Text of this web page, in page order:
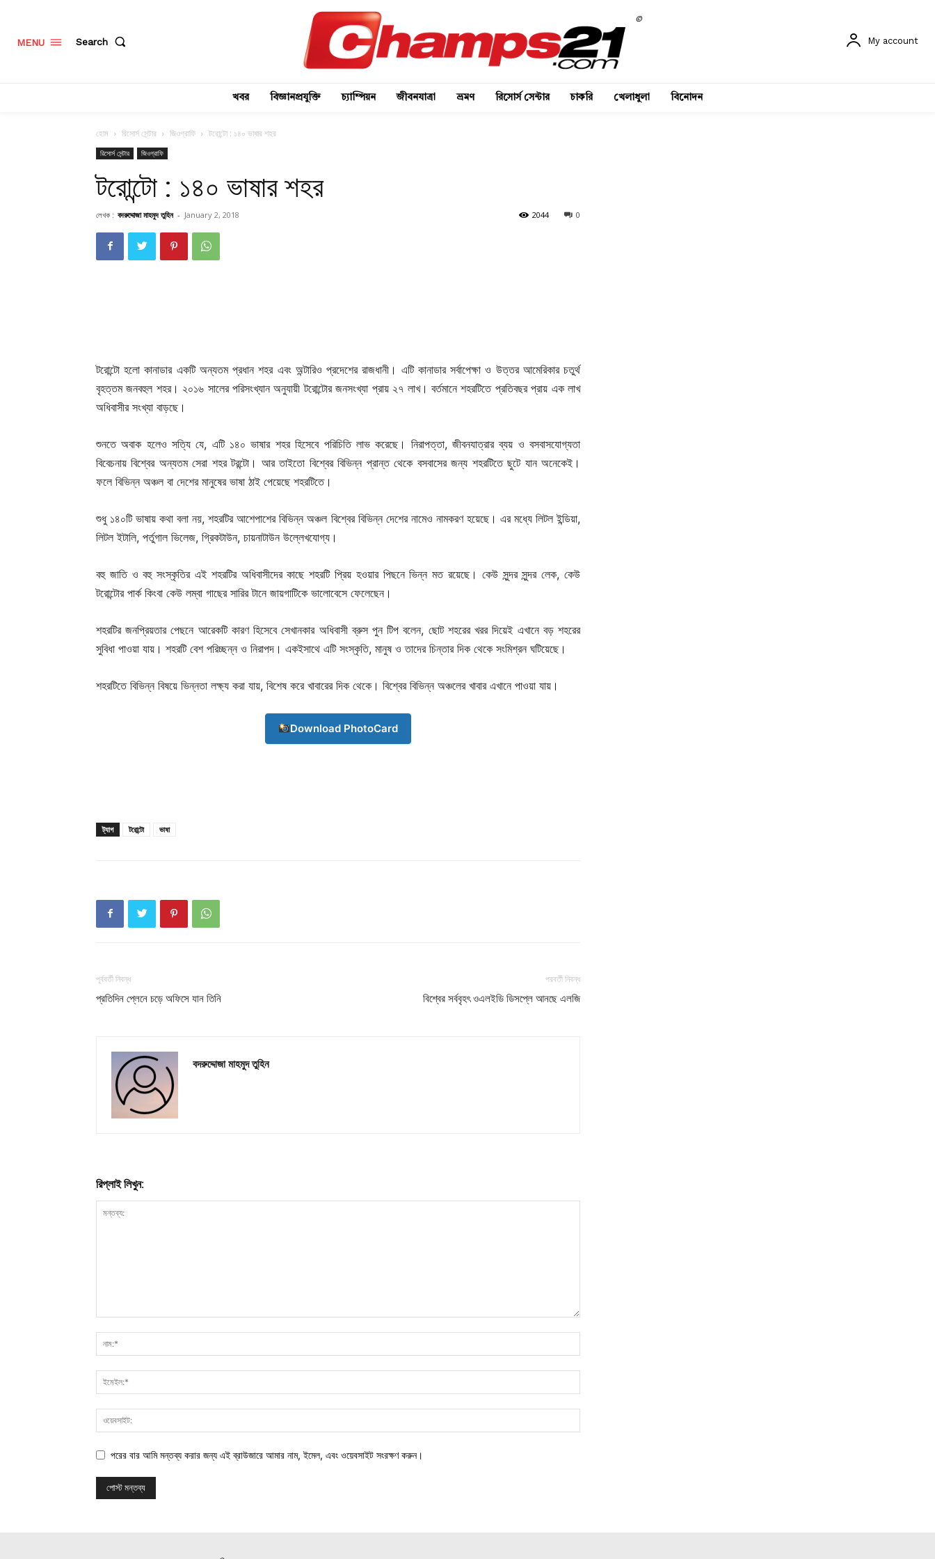
MENU Search
©
My account
খবর বিজ্ঞানপ্রযুক্তি চ্যাম্পিয়ন জীবনযাত্রা ভ্রমণ রিসোর্স সেন্টার চাকরি খেলাধুলা বিনোদন
হোম রিসোর্স সেন্টার জিওগ্রাফি টরোন্টো : ১৪০ ভাষার শহর
রিসোর্স সেন্টার জিওগ্রাফি
টরোন্টো : ১৪০ ভাষার শহর
লেখক : বদরুদ্দোজা মাহমুদ তুহিন - January 2, 2018 0
2044
টরোন্টো হলো কানাডার একটি অন্যতম প্রধান শহর এবং অন্টারিও প্রদেশের রাজধানী। এটি কানাডার সর্বাপেক্ষা ও উত্তর আমেরিকার চতুর্থ
বৃহত্তম জনবহুল শহর। ২০১৬ সালের পরিসংখ্যান অনুযায়ী টরোন্টোর জনসংখ্যা প্রায় ২৭ লাখ। বর্তমানে শহরটিতে প্রতিবছর প্রায় এক লাখ
অধিবাসীর সংখ্যা বাড়ছে।
শুনতে অবাক হলেও সত্যি যে, এটি ১৪০ ভাষার শহর হিসেবে পরিচিতি লাভ করেছে। নিরাপত্তা, জীবনযাত্রার ব্যয় ও বসবাসযোগ্যতা
বিবেচনায় বিশ্বের অন্যতম সেরা শহর টরন্টো। আর তাইতো বিশ্বের বিভিন্ন প্রান্ত থেকে বসবাসের জন্য শহরটিতে ছুটে যান অনেকেই।
ফলে বিভিন্ন অঞ্চল বা দেশের মানুষের ভাষা ঠাই পেয়েছে শহরটিতে।
শুধু ১৪০টি ভাষায় কথা বলা নয়, শহরটির আশেপাশের বিভিন্ন অঞ্চল বিশ্বের বিভিন্ন দেশের নামেও নামকরণ হয়েছে। এর মধ্যে লিটল ইন্ডিয়া,
লিটল ইটালি, পর্তুগাল ভিলেজ, গ্রিকটাউন, চায়নাটাউন উল্লেখযোগ্য।
বহু জাতি ও বহু সংস্কৃতির এই শহরটির অধিবাসীদের কাছে শহরটি প্রিয় হওয়ার পিছনে ভিন্ন মত রয়েছে। কেউ সুন্দর সুন্দর লেক, কেউ
টরোন্টোর পার্ক কিংবা কেউ লম্বা গাছের সারির টানে জায়গাটিকে ভালোবেসে ফেলেছেন।
শহরটির জনপ্রিয়তার পেছনে আরেকটি কারণ হিসেবে সেখানকার অধিবাসী ব্রুস পুন টিপ বলেন, ছোট শহরের খরর দিয়েই এখানে বড় শহরের
সুবিধা পাওয়া যায়। শহরটি বেশ পরিচ্ছন্ন ও নিরাপদ। একইসাথে এটি সংস্কৃতি, মানুষ ও তাদের চিন্তার দিক থেকে সংমিশ্রন ঘটিয়েছে।
শহরটিতে বিভিন্ন বিষয়ে ভিন্নতা লক্ষ্য করা যায়, বিশেষ করে খাবারের দিক থেকে। বিশ্বের বিভিন্ন অঞ্চলের খাবার এখানে পাওয়া যায়।
Download PhotoCard
ট্যাগ টরোন্টো ভাষা
পূর্ববর্তী নিবন্ধ
প্রতিদিন প্লেনে চড়ে অফিসে যান তিনি
পরবর্তী নিবন্ধ
বিশ্বের সর্ববৃহৎ ওএলইডি ডিসপ্লে আনছে এলজি
বদরুদ্দোজা মাহমুদ তুহিন
রিপ্লাই লিখুন:
পরের বার আমি মন্তব্য করার জন্য এই ব্রাউজারে আমার নাম, ইমেল, এবং ওয়েবসাইট সংরক্ষণ করুন।